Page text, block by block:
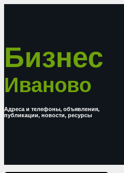
Бизнес
Иваново
Адреса и телефоны, объявления,
публикации, новости, ресурсы